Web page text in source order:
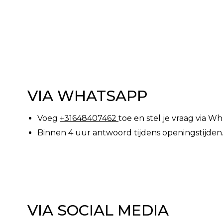
VIA WHATSAPP
Voeg +31648407462 toe en stel je vraag via
Binnen 4 uur antwoord tijdens openingstijden.
VIA SOCIAL MEDIA